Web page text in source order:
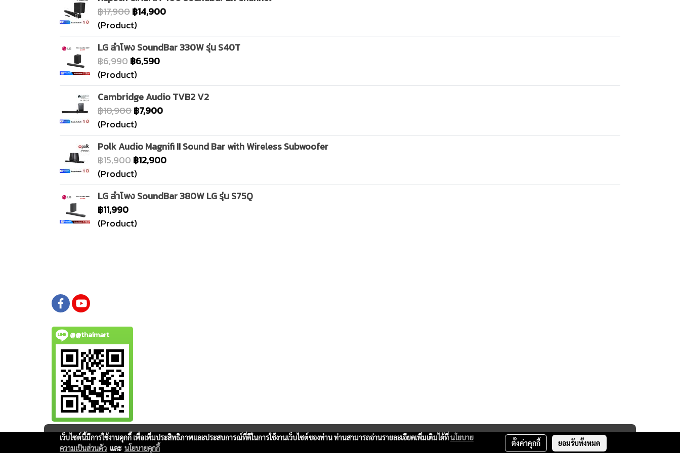
฿17,900฿14,900
(Product)
LG ลำโพง SoundBar 330W รุ่น S40T
฿6,990฿6,590
(Product)
Cambridge Audio TVB2 V2
฿10,900฿7,900
(Product)
Polk Audio Magnifi II Sound Bar with Wireless Subwoofer
฿15,900฿12,900
(Product)
LG ลำโพง SoundBar 380W LG รุ่น S75Q
฿11,990
(Product)
@@thaimart
Copy right by www.thaimartonline.com
เว็บไซต์นี้มีการใช้งานคุกกี้ เพื่อเพิ่มประสิทธิภาพและประสบการณ์ที่ดีในการใช้งานเว็บไซต์ของท่าน ท่านสามารถอ่านรายละเอียดเพิ่มเติมได้ที่นโยบาย
ความเป็นส่วนตัว และ นโยบายคุกกี้
ตั้งค่าคุกกี้ ยอมรับทั้งหมด